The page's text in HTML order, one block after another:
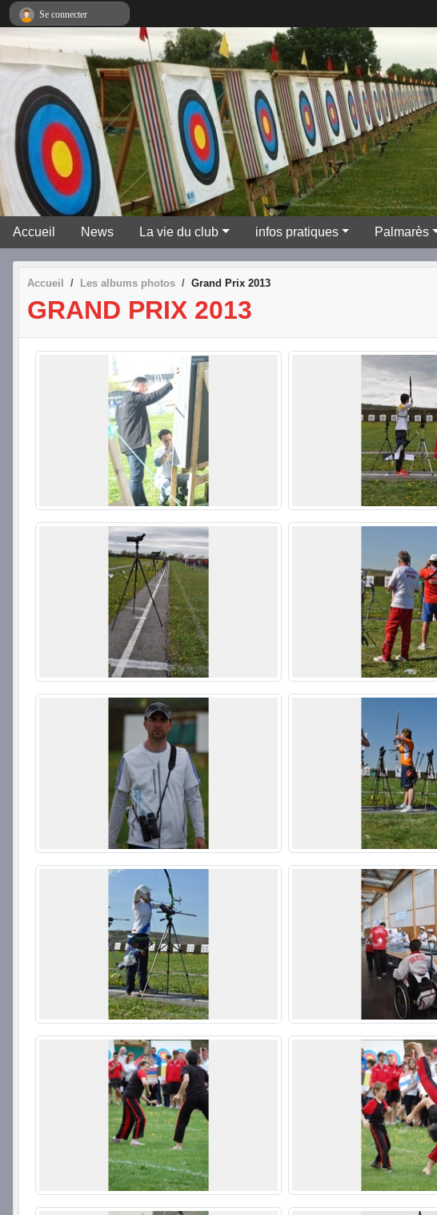
Accueil News La vie du club infos pratiques Palmarès
Accueil Les albums photos Grand Prix 2013
GRAND PRIX 2013
Se connecter
Panneau de gestion des cookies